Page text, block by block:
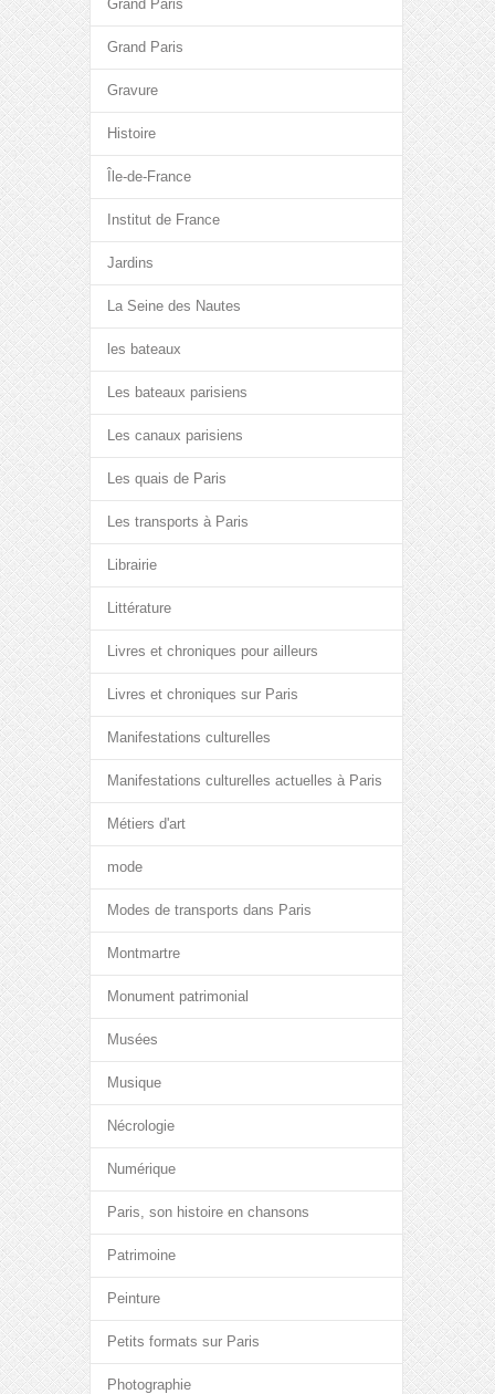
Grand Paris
Grand Paris
Gravure
Histoire
Île-de-France
Institut de France
Jardins
La Seine des Nautes
les bateaux
Les bateaux parisiens
Les canaux parisiens
Les quais de Paris
Les transports à Paris
Librairie
Littérature
Livres et chroniques pour ailleurs
Livres et chroniques sur Paris
Manifestations culturelles
Manifestations culturelles actuelles à Paris
Métiers d'art
mode
Modes de transports dans Paris
Montmartre
Monument patrimonial
Musées
Musique
Nécrologie
Numérique
Paris, son histoire en chansons
Patrimoine
Peinture
Petits formats sur Paris
Photographie